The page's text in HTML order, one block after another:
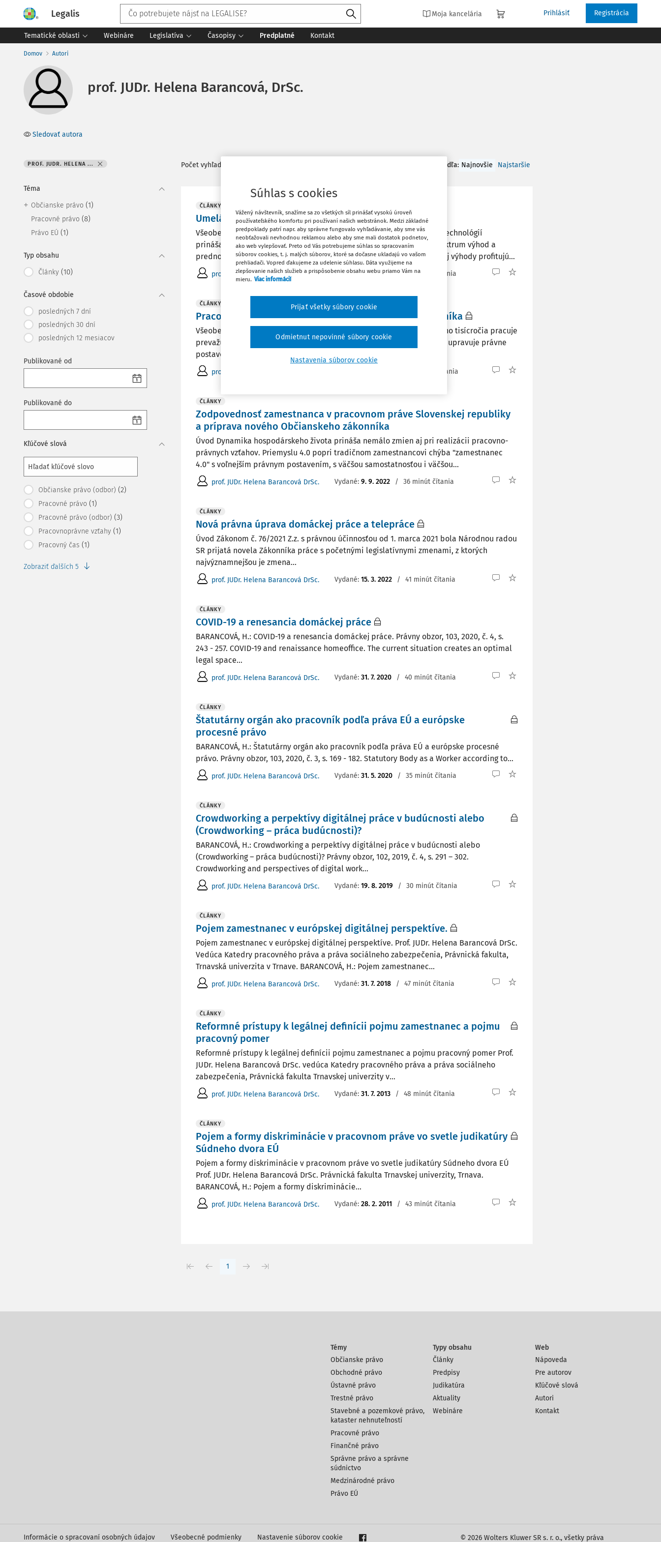
Legalis Moja kancelária Prihlásiť Registrácia
Tematické oblasti Webináre Legislatíva Časopisy Predplatné Kontakt
Domov Autori
prof. JUDr. Helena Barancová, DrSc.
Sledovať autora
PROF. JUDR. HELENA ...
Téma
Občianske právo (1)
Pracovné právo (8)
Právo EÚ (1)
Typ obsahu
Články (10)
Časové obdobie
posledných 7 dní
posledných 30 dní
posledných 12 mesiacov
Publikované od
Publikované do
Kľúčové slová
Občianske právo (odbor) (2)
Pracovné právo (1)
Pracovné právo (odbor) (3)
Pracovnoprávne vzťahy (1)
Pracovný čas (1)
Zobraziť ďalších 5
Počet vyhľadaných dokumentov: Zoradiť podľa: Najnovšie Najstaršie
ČLÁNKY
Umelá inteligencia a pracovné právo
Všeobecná charakteristika Rýchle sa rozvíjajúce systémy digitálnych technológií
prinášajú do hospodárskeho a spoločenského života štátov široké spektrum výhod a
predností. Z nasadenia systémov umelej inteligencie ako konkurenčnej výhody profitujú...
prof. JUDr. Helena Barancová DrSc. Vydané:12. 5. 2024 / 33 minút čítania
ČLÁNKY
Pracovné právo a príprava nového Občianskeho zákonníka
Všeobecná charakteristika Formou závislej práce aj na začiatku tretieho tisícročia pracuje
prevažujúca časť práceschopného obyvateľstva sveta. Pracovné právo upravuje právne
postavenie tejto veľmi početnej časti ľudstva, bez ktorej práce...
prof. JUDr. Helena Barancová DrSc. 32 minút čítania
ČLÁNKY
Zodpovednosť zamestnanca v pracovnom práve Slovenskej republiky
a príprava nového Občianskeho zákonníka
Úvod Dynamika hospodárskeho života prináša nemálo zmien aj pri realizácii pracovno-
právnych vzťahov. Priemyslu 4.0 popri tradičnom zamestnancovi chýba "zamestnanec
4.0" s voľnejším právnym postavením, s väčšou samostatnosťou i väčšou...
prof. JUDr. Helena Barancová DrSc. Vydané: 9. 9. 2022 / 36 minút čítania
ČLÁNKY
Nová právna úprava domáckej práce a telepráce
Úvod Zákonom č. 76/2021 Z.z. s právnou účinnosťou od 1. marca 2021 bola Národnou radou
SR prijatá novela Zákonníka práce s početnými legislatívnymi zmenami, z ktorých
najvýznamnejšou je zmena...
prof. JUDr. Helena Barancová DrSc. Vydané: 15. 3. 2022 / 41 minút čítania
ČLÁNKY
COVID-19 a renesancia domáckej práce
BARANCOVÁ, H.: COVID-19 a renesancia domáckej práce. Právny obzor, 103, 2020, č. 4, s.
243 - 257. COVID-19 and renaissance homeoffice. The current situation creates an optimal
legal space...
prof. JUDr. Helena Barancová DrSc. Vydané: 31. 7. 2020 / 40 minút čítania
ČLÁNKY
Štatutárny orgán ako pracovník podľa práva EÚ a európske
procesné právo
BARANCOVÁ, H.: Štatutárny orgán ako pracovník podľa práva EÚ a európske procesné
právo. Právny obzor, 103, 2020, č. 3, s. 169 - 182. Statutory Body as a Worker according to...
prof. JUDr. Helena Barancová DrSc. Vydané: 31. 5. 2020 / 35 minút čítania
ČLÁNKY
Crowdworking a perpektívy digitálnej práce v budúcnosti alebo
(Crowdworking – práca budúcnosti)?
BARANCOVÁ, H.: Crowdworking a perpektívy digitálnej práce v budúcnosti alebo
(Crowdworking – práca budúcnosti)? Právny obzor, 102, 2019, č. 4, s. 291 – 302.
Crowdworking and perspectives of digital work...
prof. JUDr. Helena Barancová DrSc. Vydané: 19. 8. 2019 / 30 minút čítania
ČLÁNKY
Pojem zamestnanec v európskej digitálnej perspektíve.
Pojem zamestnanec v európskej digitálnej perspektíve. Prof. JUDr. Helena Barancová DrSc.
Vedúca Katedry pracovného práva a práva sociálneho zabezpečenia, Právnická fakulta,
Trnavská univerzita v Trnave. BARANCOVÁ, H.: Pojem zamestnanec...
prof. JUDr. Helena Barancová DrSc. Vydané: 31. 7. 2018 / 47 minút čítania
ČLÁNKY
Reformné prístupy k legálnej definícii pojmu zamestnanec a pojmu
pracovný pomer
Reformné prístupy k legálnej definícii pojmu zamestnanec a pojmu pracovný pomer Prof.
JUDr. Helena Barancová DrSc. vedúca Katedry pracovného práva a práva sociálneho
zabezpečenia, Právnická fakulta Trnavskej univerzity v...
prof. JUDr. Helena Barancová DrSc. Vydané: 31. 7. 2013 / 48 minút čítania
ČLÁNKY
Pojem a formy diskriminácie v pracovnom práve vo svetle judikatúry
Súdneho dvora EÚ
Pojem a formy diskriminácie v pracovnom práve vo svetle judikatúry Súdneho dvora EÚ
Prof. JUDr. Helena Barancová DrSc. Právnická fakulta Trnavskej univerzity, Trnava.
BARANCOVÁ, H.: Pojem a formy diskriminácie...
prof. JUDr. Helena Barancová DrSc. Vydané: 28. 2. 2011 / 43 minút čítania
1
Témy
Občianske právo
Obchodné právo
Ústavné právo
Trestné právo
Stavebné a pozemkové právo,
kataster nehnuteľností
Pracovné právo
Finančné právo
Správne právo a správne
súdnictvo
Medzinárodné právo
Právo EÚ
Typy obsahu
Články
Predpisy
Judikatúra
Aktuality
Webináre
Web
Nápoveda
Pre autorov
Kľúčové slová
Autori
Kontakt
© 2026 Wolters Kluwer SR s. r. o., všetky práva
Informácie o spracovaní osobných údajov Všeobecné podmienky Nastavenie súborov cookie
Súhlas s cookies
Vážený návštevník, snažíme sa zo všetkých síl prinášať vysokú úroveň
používateľského komfortu pri používaní našich webstránok. Medzi základné
predpoklady patrí napr. aby správne fungovalo vyhľadávanie, aby sme vás
neobťažovali nevhodnou reklamou alebo aby sme mali dostatok podnetov,
ako web vylepšovať. Preto od Vás potrebujeme súhlas so spracovaním
súborov cookies, t. j. malých súborov, ktoré sa dočasne ukladajú vo vašom
prehliadači. Vopred ďakujeme za udelenie súhlasu. Dáta využijeme na
zlepšovanie našich služieb a prispôsobenie obsahu webu priamo Vám na
mieru. Viac informácií
Nastavenia súborov cookie
Odmietnut nepovinné súbory cookie
Prijať všetky súbory cookie